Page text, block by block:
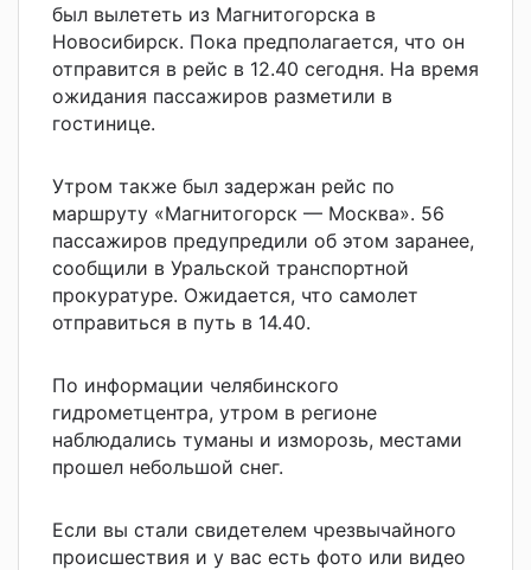
был вылететь из Магнитогорска в
Новосибирск. Пока предполагается, что он
отправится в рейс в 12.40 сегодня. На время
ожидания пассажиров разметили в
гостинице.
Утром также был задержан рейс по
маршруту «Магнитогорск — Москва». 56
пассажиров предупредили об этом заранее,
сообщили в Уральской транспортной
прокуратуре. Ожидается, что самолет
отправиться в путь в 14.40.
По информации челябинского
гидрометцентра, утром в регионе
наблюдались туманы и изморозь, местами
прошел небольшой снег.
Если вы стали свидетелем чрезвычайного
происшествия и у вас есть фото или видео